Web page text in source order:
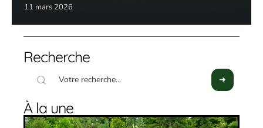
11 mars 2026
Recherche
À la une